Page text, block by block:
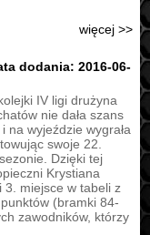
więcej >>
dodania: 2016-06-
IV ligi drużyna
nie dała szans
na wyjeździe wygrała
swoje 22.
Dzięki tej
Krystiana
3. miejsce w tabeli z
(bramki 84-
zawodników, którzy